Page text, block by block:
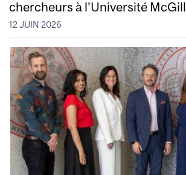
chercheurs à l’Université McGill
12 JUIN 2026